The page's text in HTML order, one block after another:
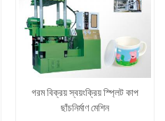
গরম বিক্রয় স্বয়ংক্রিয় স্প্লিট কাপ
ছাঁচনির্মাণ মেশিন